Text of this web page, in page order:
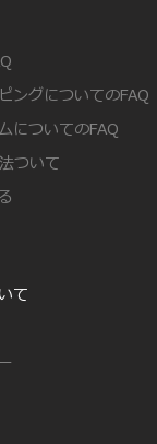
ングについてのFAQ
についてのFAQ
ついて
て